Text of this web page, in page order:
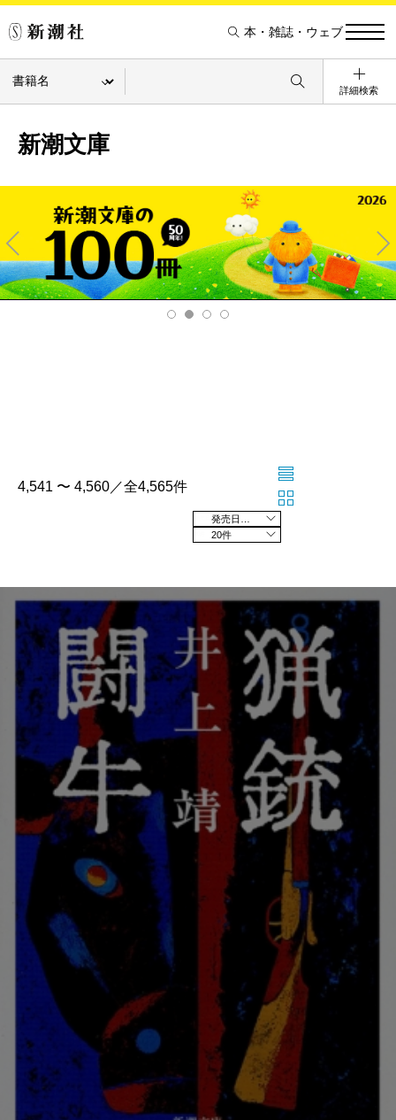
本・雑誌・ウェブ
詳細検索
新潮文庫
Pre
v
Ne
xt
4,541 〜 4,560／全4,565件
20件